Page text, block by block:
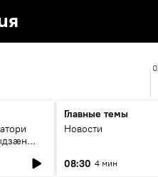
Главные темы
Новости
08:30 4 мин